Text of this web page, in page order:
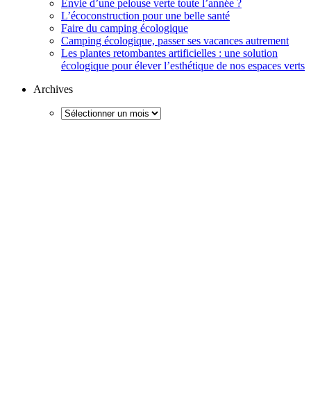
Envie d’une pelouse verte toute l’année ?
L’écoconstruction pour une belle santé
Faire du camping écologique
Camping écologique, passer ses vacances autrement
Les plantes retombantes artificielles : une solution
écologique pour élever l’esthétique de nos espaces verts
Archives